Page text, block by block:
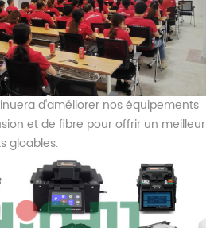
d'améliorer nos équipements
et de fibre pour offrir un meilleur
gloables.